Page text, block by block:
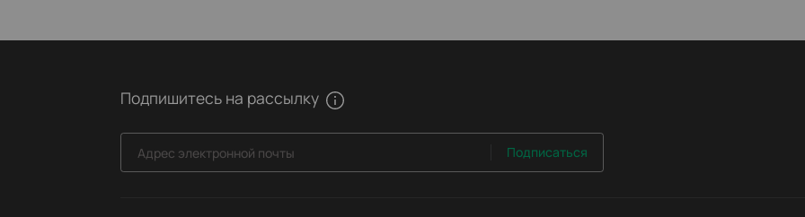
Подпишитесь на рассылку
Адрес электронной почты Подписаться